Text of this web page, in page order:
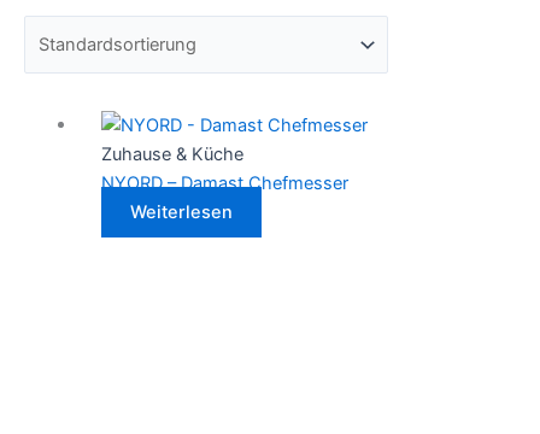
Zuhause & Küche
NYORD – Damast Chefmesser
Weiterlesen